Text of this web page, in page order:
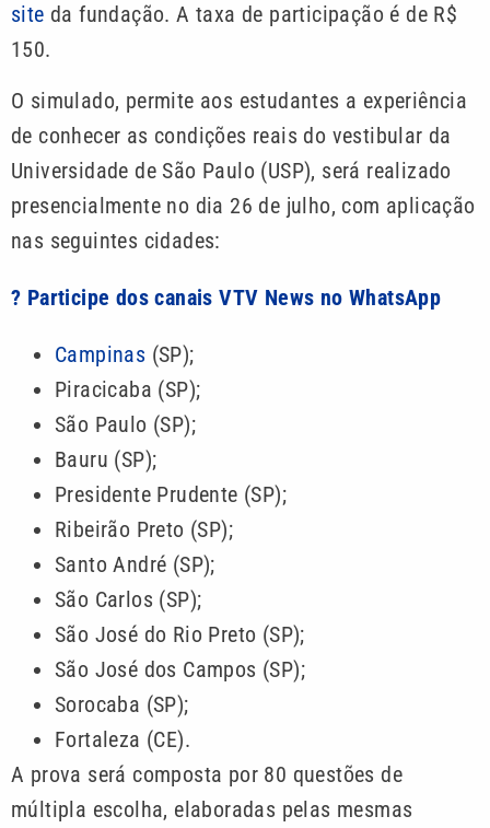
site da fundação. A taxa de participação é de R$
150.
O simulado, permite aos estudantes a experiência
de conhecer as condições reais do vestibular da
Universidade de São Paulo (USP), será realizado
presencialmente no dia 26 de julho, com aplicação
nas seguintes cidades:
? Participe dos canais VTV News no WhatsApp
Campinas (SP);
Piracicaba (SP);
São Paulo (SP);
Bauru (SP);
Presidente Prudente (SP);
Ribeirão Preto (SP);
Santo André (SP);
São Carlos (SP);
São José do Rio Preto (SP);
São José dos Campos (SP);
Sorocaba (SP);
Fortaleza (CE).
A prova será composta por 80 questões de
múltipla escolha, elaboradas pelas mesmas